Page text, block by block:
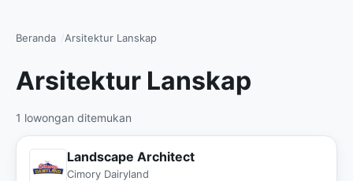
Beranda Arsitektur Lanskap
Arsitektur Lanskap
1 lowongan ditemukan
Landscape Architect
Cimory Dairyland